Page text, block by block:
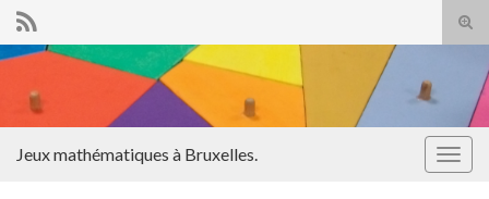
Search for:
Jeux mathématiques à Bruxelles.